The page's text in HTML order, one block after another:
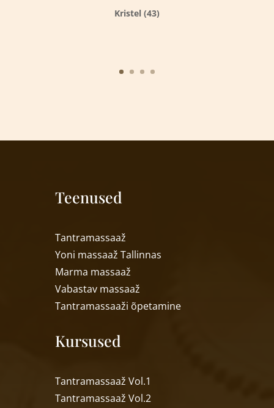
Kristel (43)
Teenused
Tantramassaaž
Yoni massaaž Tallinnas
Marma massaaž
Vabastav massaaž
Tantramassaaži õpetamine
Kursused
Tantramassaaž Vol.1
Tantramassaaž Vol.2